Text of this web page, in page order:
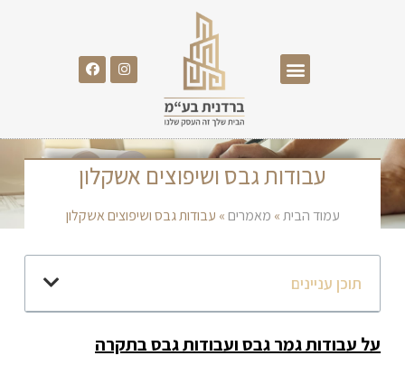
עבודות גבס ושיפוצים אשקלון
עמוד הבית» מאמרים » עבודות גבס ושיפוצים אשקלון
תוכן עניינים
על עבודות גמר גבס ועבודות גבס בתקרה